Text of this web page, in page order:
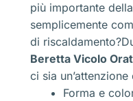
più importante
semplicemente
di
Beretta Vicolo
ci sia
Forma e